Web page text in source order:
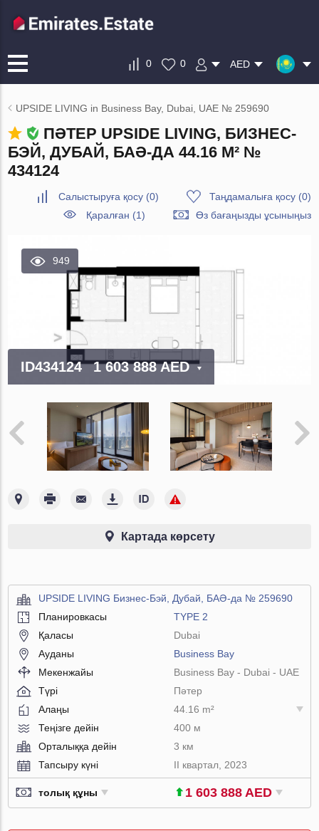
0 0 AED
UPSIDE LIVING in Business Bay, Dubai, UAE № 259690
ПӘТЕР UPSIDE LIVING, БИЗНЕС-
БЭЙ, ДУБАЙ, БАӘ-ДА 44.16 М² №
434124
Салыстыруға қосу(0) Таңдамалыға қосу(0)
Қаралған (1)
Өз бағаңызды ұсыныңыз
949
ID434124 1 603 888 AED
Картада көрсету
UPSIDE LIVING Бизнес-Бэй, Дубай, БАӘ-да № 259690
Планировкасы
TYPE 2
Қаласы
Dubai
Ауданы
Business Bay
Мекенжайы
Business Bay - Dubai - UAE
Түрі
Пәтер
Алаңы
44.16 m²
Теңізге дейін
400 м
Орталыққа дейін
3 км
Тапсыру күні
II квартал, 2023
толық құны 1 603 888 AED